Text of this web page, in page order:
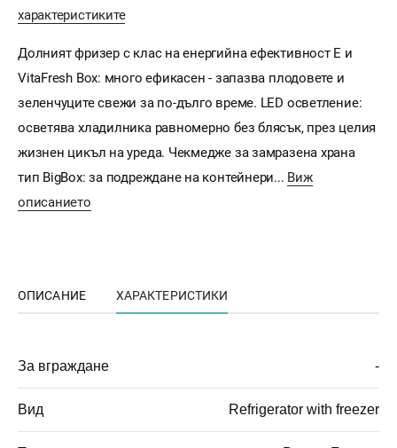
характеристиките
Долният фризер с клас на енергийна ефективност E и
VitaFresh Box: много ефикасен - запазва плодовете и
зеленчуците свежи за по-дълго време. LED осветление:
осветява хладилника равномерно без блясък, през целия
жизнен цикъл на уреда. Чекмедже за замразена храна
тип BigBox: за подреждане на контейнери... Виж
описанието
ОПИСАНИЕ ХАРАКТЕРИСТИКИ
За вграждане -
Вид Refrigerator with freezer